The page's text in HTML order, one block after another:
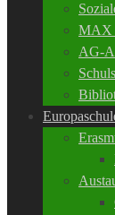
MAX
AG-